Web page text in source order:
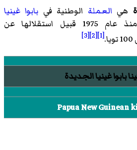
هي العملة الوطنية في بابوا غينيا
استقلالها عن
[1]
[2]
[3]
بابوا غينيا الجديدة
Papua New Guinean